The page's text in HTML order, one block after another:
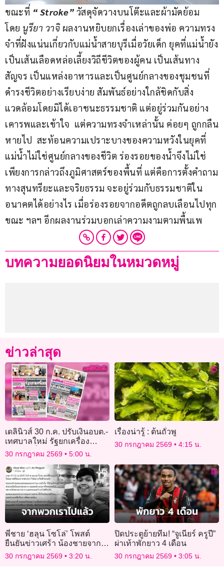
ขณะที่ “ Stroke” วัสดุจัดวางบนโต๊ะและผ้ามัดย้อม
โดย นูรียา วาจิ ผลงานหยิบยกเรื่องเล่าของพ่อ ความทรง
จำที่ฝังแน่นเกี่ยวกับแม่น้ำสายบุรีเมื่อวัยเด็ก ยุคที่แม่น้ำยัง
เป็นเส้นเลือดหล่อเลี้ยงวิถีชีวิตของผู้คน เป็นเส้นทาง
สัญจร เป็นแหล่งอาหารและเป็นศูนย์กลางของชุมชนที่
ดำรงชีวิตอย่างเรียบง่าย สัมพันธ์อย่างใกล้ชิดกับสิ่ง
แวดล้อมโดยมิได้เอาชนะธรรมชาติ แต่อยู่ร่วมกันอย่าง
เคารพและเข้าใจ  แต่ความทรงจำเหล่านั้น ค่อยๆ ถูกกลืน
หายไป  สะท้อนความเปราะบางของความหวังในยุคที่
แม่น้ำไม่ใช่ศูนย์กลางของชีวิต ร่องรอยของน้ำจึงไม่ใช่
เพียงการกล่าวถึงภูมิศาสตร์ของพื้นที่ แต่คือการตั้งคำถาม
ทางสุนทรียะและจริยธรรม จะอยู่ร่วมกับธรรมชาติใน
อนาคตได้อย่างไร เมื่อร่องรอยจากอดีตถูกลบเลือนไปทุก
ขณะ ฯลฯ อีกผลงานร่วมบอกเล่าความงามตามพื้นเพ
บทความยอดนิยมในหมวดหมู่
ข่าวล่าสุด
เดลินิวส์ 30 ก.ค. ปรับเงินอบต.-
เทศบาลใหม่ รัฐยกเครื่อง
“ปชน.” เชื่อมีสัญญาณปรับค
30 กรกฎาคม 2569 5:00 น.
เรื่องน่ารู้ : ต้นถั่วพู
30 กรกฎาคม 2569 4:15 น.
พี่ชาย ‘ฮลุน โซโล่’ โพสต์
ยืนยันข่าวเศร้า น้องชายจาก
พวกเราไปอย่างไม่มีวันกลับ
30 กรกฎาคม 2569 3:20 น.
ปิดประตูย้ายทีม! “จูเนียร์ ครูปี”
ผ่าเท้าพักยาว 4 เดือน
30 กรกฎาคม 2569 3:05 น.